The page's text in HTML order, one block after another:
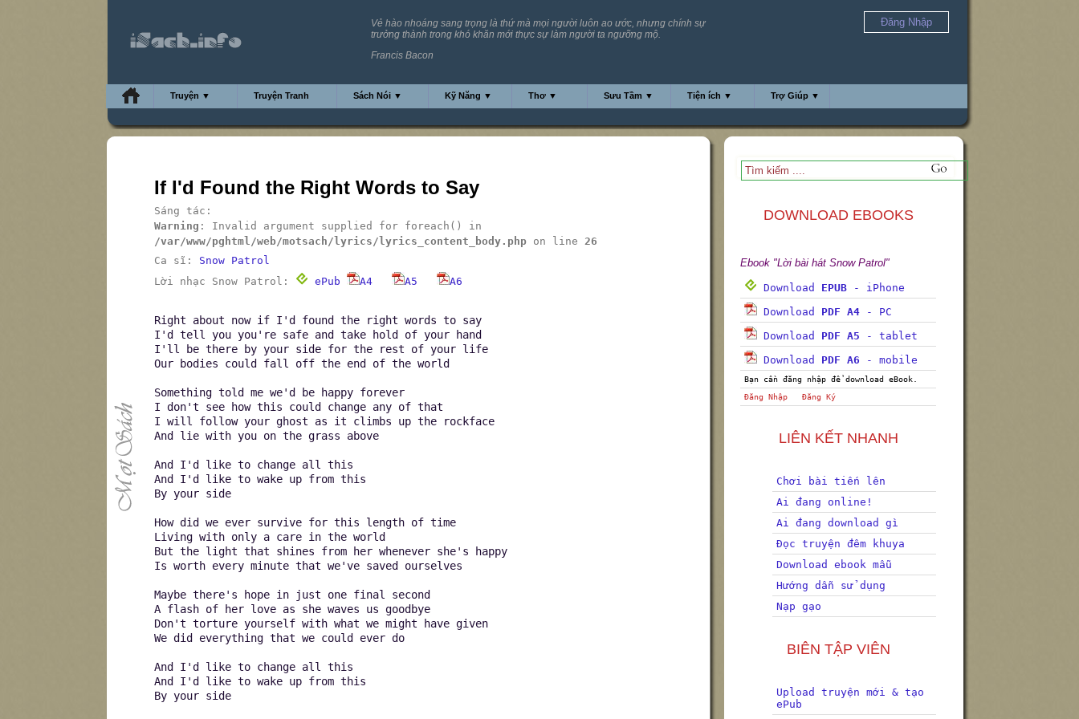
Vẻ hào nhoáng sang trọng là thứ mà mọi người luôn ao ước, nhưng chính sự
trưởng thành trong khó khăn mới thực sự làm người ta ngưỡng mộ.
Francis Bacon
Đăng Nhập
Truyện ▼ Truyện Tranh Sách Nói ▼ Kỹ Năng ▼ Thơ ▼ Sưu Tầm ▼ Tiện ích ▼ Trợ Giúp ▼
DOWNLOAD EBOOKS
Ebook "Lời bài hát Snow Patrol"
Download EPUB - iPhone
Download PDF A4 - PC
Download PDF A5 - tablet
Download PDF A6 - mobile
Bạn cần đăng nhập để download eBook.
Đăng Nhập
Đăng Ký
LIÊN KẾT NHANH
Chơi bài tiến lên
Ai đang online!
Ai đang download gì
Đọc truyện đêm khuya
Download ebook mẫu
Hướng dẫn sử dụng
Nạp gạo
BIÊN TẬP VIÊN
Upload truyện mới & tạo
ePub
If I'd Found the Right Words to Say
Sáng tác:
Warning : Invalid argument supplied for foreach() in
/var/www/pghtml/web/motsach/lyrics/lyrics_content_body.php on line 26
Ca sĩ: Snow Patrol
Lời nhạc Snow Patrol:
ePub A4 A5 A6
Right about now if I'd found the right words to say
I'd tell you you're safe and take hold of your hand
I'll be there by your side for the rest of your life
Our bodies could fall off the end of the world
Something told me we'd be happy forever
I don't see how this could change any of that
I will follow your ghost as it climbs up the rockface
And lie with you on the grass above
And I'd like to change all this
And I'd like to wake up from this
By your side
How did we ever survive for this length of time
Living with only a care in the world
But the light that shines from her whenever she's happy
Is worth every minute that we've saved ourselves
Maybe there's hope in just one final second
A flash of her love as she waves us goodbye
Don't torture yourself with what we might have given
We did everything that we could ever do
And I'd like to change all this
And I'd like to wake up from this
By your side